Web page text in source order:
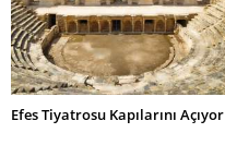
Efes Tiyatrosu Kapılarını Açıyor